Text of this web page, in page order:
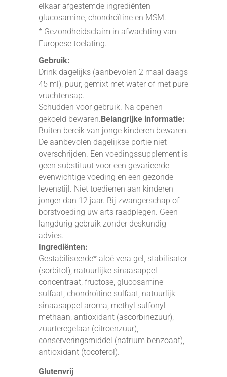
elkaar afgestemde ingrediënten
glucosamine, chondroïtine en MSM.
* Gezondheidsclaim in afwachting van
Europese toelating.
Gebruik:
Drink dagelijks (aanbevolen 2 maal daags
45 ml), puur, gemixt met water of met pure
vruchtensap.
Schudden voor gebruik. Na openen
gekoeld bewaren.Belangrijke informatie:
Buiten bereik van jonge kinderen bewaren.
De aanbevolen dagelijkse portie niet
overschrijden. Een voedingssupplement is
geen substituut voor een gevarieerde
evenwichtige voeding en een gezonde
levenstijl. Niet toedienen aan kinderen
jonger dan 12 jaar. Bij zwangerschap of
borstvoeding uw arts raadplegen. Geen
langdurig gebruik zonder deskundig
advies.
Ingrediënten:
Gestabiliseerde* aloë vera gel, stabilisator
(sorbitol), natuurlijke sinaasappel
concentraat, fructose, glucosamine
sulfaat, chondroïtine sulfaat, natuurlijk
sinaasappel aroma, methyl sulfonyl
methaan, antioxidant (ascorbinezuur),
zuurteregelaar (citroenzuur),
conserveringsmiddel (natrium benzoaat),
antioxidant (tocoferol).
Glutenvrij